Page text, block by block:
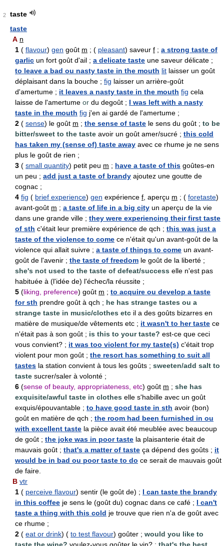
2
taste
taste
A n
1 ( flavour) gen goût m ; ( pleasant) saveur f ; a strong taste of
garlic un fort goût d'ail ; a delicate taste une saveur délicate ;
to leave a bad ou nasty taste in the mouth lit laisser un goût
déplaisant dans la bouche ; fig laisser un arrière-goût
d'amertume ; it leaves a nasty taste in the mouth fig cela
laisse de l'amertume or du degoût ; I was left with a nasty
taste in the mouth fig j'en ai gardé de l'amertume ;
2 ( sense) le goût m ; the sense of taste le sens du goût ; to be
bitter/sweet to the taste avoir un goût amer/sucré ; this cold
has taken my (sense of) taste away avec ce rhume je ne sens
plus le goût de rien ;
3 ( small quantity) petit peu m ; have a taste of this goûtes-en
un peu ; add just a taste of brandy ajoutez une goutte de
cognac ;
4 fig ( brief experience) gen expérience f , aperçu m ; ( foretaste)
avant-goût m ; a taste of life in a big city un aperçu de la vie
dans une grande ville ; they were experiencing their first taste
of sth c'était leur première expérience de qch ; this was just a
taste of the violence to come ce n'était qu'un avant-goût de la
violence qui allait suivre ; a taste of things to come un avant-
goût de l'avenir ; the taste of freedom le goût de la liberté ;
she's not used to the taste of defeat/success elle n'est pas
habituée à (l'idée de) l'échec/la réussite ;
5 (liking, preference) goût m ; to acquire ou develop a taste
for sth prendre goût à qch ; he has strange tastes ou a
strange taste in music/clothes etc il a des goûts bizarres en
matière de musique/de vêtements etc ; it wasn't to her taste ce
n'était pas à son goût ; is this to your taste? est-ce que ceci
vous convient? ; it was too violent for my taste(s) c'était trop
violent pour mon goût ; the resort has something to suit all
tastes la station convient à tous les goûts ; sweeten/add salt to
taste sucrer/saler à volonté ;
6 (sense of beauty, appropriateness, etc) goût m ; she has
exquisite/awful taste in clothes elle s'habille avec un goût
exquis/épouvantable ; to have good taste in sth avoir (bon)
goût en matière de qch ; the room had been furnished in ou
with excellent taste la pièce avait été meublée avec beaucoup
de goût ; the joke was in poor taste la plaisanterie était de
mauvais goût ; that's a matter of taste ça dépend des goûts ; it
would be in bad ou poor taste to do ce serait de mauvais goût
de faire.
B vtr
1 ( perceive flavour) sentir (le goût de) ; I can taste the brandy
in this coffee je sens le (goût du) cognac dans ce café ; I can't
taste a thing with this cold je trouve que rien n'a de goût avec
ce rhume ;
2 ( eat or drink) ( to test flavour) goûter ; would you like to